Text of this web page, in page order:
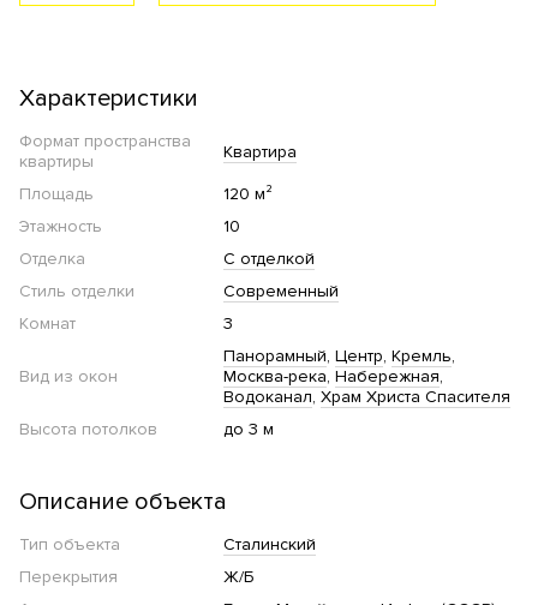
Характеристики
Формат пространства
квартиры
Квартира
Площадь
120 м²
Этажность
10
Отделка
С отделкой
Стиль отделки
Современный
Комнат
3
Вид из окон
Панорамный Центр Кремль
Москва-река Набережная
Водоканал Храм Христа Спасителя
Высота потолков
до 3 м
Описание объекта
Тип объекта
Сталинский
Перекрытия
Ж/Б